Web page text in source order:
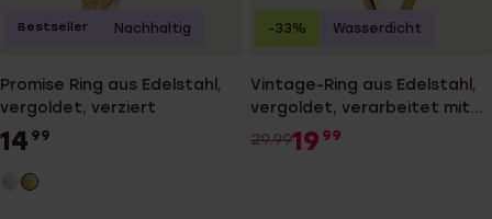
Promise Ring aus Edelstahl,
vergoldet, verziert
14 99
Bestseller Nachhaltig
Vintage-Ring aus Edelstahl,
vergoldet, verarbeitet mit
lila Zirkonia
29.9919 99
-33% Wasserdicht